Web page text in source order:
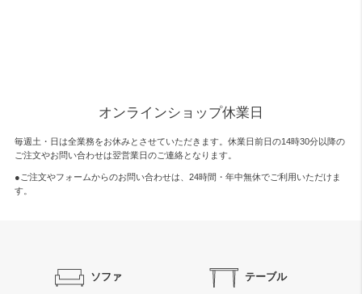
オンラインショップ休業日
毎週土・日は全業務をお休みとさせていただきます。休業日前日の14時30分以降の
ご注文やお問い合わせは翌営業日のご連絡となります。
●ご注文やフォームからのお問い合わせは、 24時間・年中無休でご利用いただけま
す。
ソファ テーブル